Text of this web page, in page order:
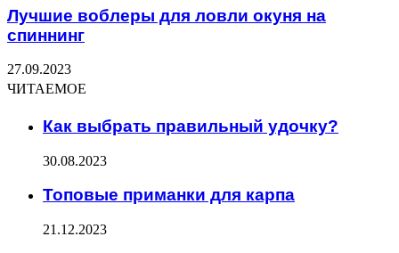
Лучшие воблеры для ловли окуня на
спиннинг
27.09.2023
ЧИТАЕМОЕ
Как выбрать правильный удочку?
30.08.2023
Топовые приманки для карпа
21.12.2023